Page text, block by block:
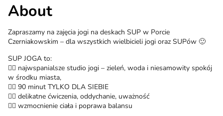
About
Zapraszamy na zajęcia jogi na deskach SUP w Porcie
Czerniakowskim – dla wszystkich wielbicieli jogi oraz SUPów 🙂
SUP JOGA to:
🧘‍♂️ najwspanialsze studio jogi – zieleń, woda i niesamowity spokój
w środku miasta,
🧘‍♂️ 90 minut TYLKO DLA SIEBIE
🧘‍♂️ delikatne ćwiczenia, oddychanie, uważność
🧘‍♂️ wzmocnienie ciała i poprawa balansu